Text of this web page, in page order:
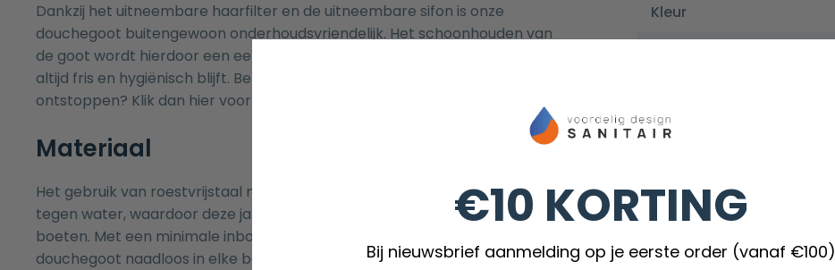
Dankzij het uitneembare haarfilter en de uitneembare sifon is onze
douchegoot buitengewoon onderhoudsvriendelijk. Het schoonhouden van
de goot wordt hierdoor een eenvoudige taak, waardoor jouw badkamer
altijd fris en hygiënisch blijft. Bent u benieuwd hoe u de afvoer kunt
ontstoppen? Klik dan hier voor onderhoud tips!
Materiaal
Het gebruik van roestvrijstaal maakt onze douchegoot uiterst bestendig
tegen water, waardoor deze jarenlang meegaat zonder aan kwaliteit in te
boeten. Met een minimale inbouwdiepte van slechts 6,7 cm past onze
douchegoot naadloos in elke badkamer.
Kleur
Diepte
Inbouwdiepte
Richting afvoer
€10 KORTING
Bij nieuwsbrief aanmelding op je eerste order (vanaf €100)